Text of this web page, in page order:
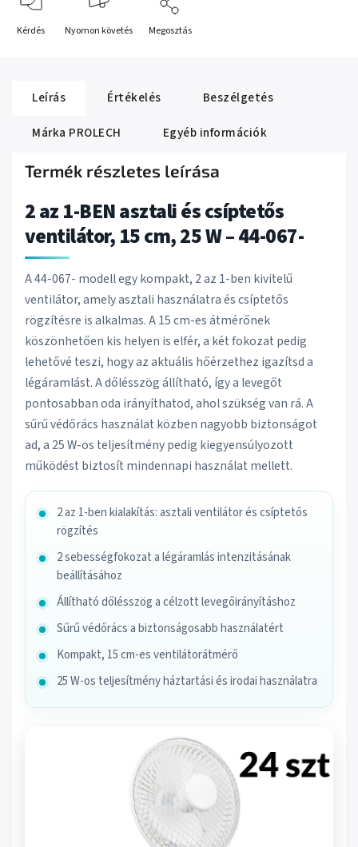
Kérdés Nyomon követés Megosztás
Leírás Értékelés
Beszélgetés
Márka PROLECH Egyéb információk
Termék részletes leírása
2 az 1-BEN asztali és csíptetős
ventilátor, 15 cm, 25 W – 44-067-
A 44-067- modell egy kompakt, 2 az 1-ben kivitelű
ventilátor, amely asztali használatra és csíptetős
rögzítésre is alkalmas. A 15 cm-es átmérőnek
köszönhetően kis helyen is elfér, a két fokozat pedig
lehetővé teszi, hogy az aktuális hőérzethez igazítsd a
légáramlást. A dőlésszög állítható, így a levegőt
pontosabban oda irányíthatod, ahol szükség van rá. A
sűrű védőrács használat közben nagyobb biztonságot
ad, a 25 W-os teljesítmény pedig kiegyensúlyozott
működést biztosít mindennapi használat mellett.
2 az 1-ben kialakítás: asztali ventilátor és csíptetős
rögzítés
2 sebességfokozat a légáramlás intenzitásának
beállításához
Állítható dőlésszög a célzott levegőirányításhoz
Sűrű védőrács a biztonságosabb használatért
Kompakt, 15 cm-es ventilátorátmérő
25 W-os teljesítmény háztartási és irodai használatra